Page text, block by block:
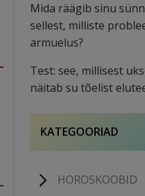
Mida räägib sinu
sellest, milliste
armuelus?
Test: see, millisest
näitab su tõelist
KATEGOORIAD
HOROSKOOBID